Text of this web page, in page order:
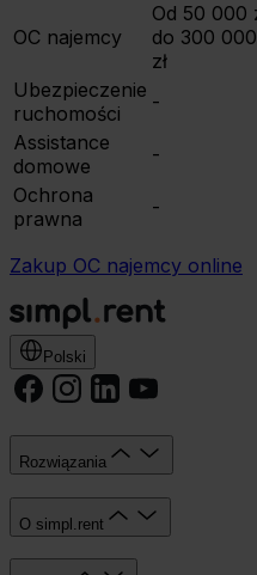
OC najemcy
Od 50 000
do 300 000
zł
Ubezpieczenie
ruchomości
-
Assistance
domowe
-
Ochrona
prawna
-
Zakup OC najemcy online
Polski
Rozwiązania
O simpl.rent